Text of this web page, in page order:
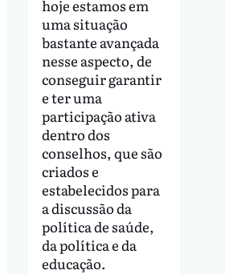
hoje estamos em
uma situação
bastante avançada
nesse aspecto, de
conseguir garantir
e ter uma
participação ativa
dentro dos
conselhos, que são
criados e
estabelecidos para
a discussão da
política de saúde,
da política e da
educação.